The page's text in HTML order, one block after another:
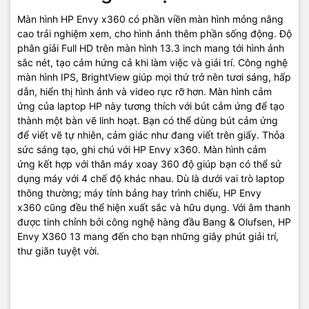
Màn hình HP Envy x360 có phần viền màn hình mỏng nâng
cao trải nghiệm xem, cho hình ảnh thêm phần sống động. Độ
phân giải Full HD trên màn hình 13.3 inch mang tới hình ảnh
sắc nét, tạo cảm hứng cả khi làm việc và giải trí. Công nghệ
màn hình IPS, BrightView giúp mọi thứ trở nên tươi sáng, hấp
dẫn, hiển thị hình ảnh và video rực rỡ hơn. Màn hình cảm
ứng của laptop HP này tương thích với bút cảm ứng để tạo
thành một bàn vẽ linh hoạt. Bạn có thể dùng bút cảm ứng
để viết vẽ tự nhiên, cảm giác như đang viết trên giấy. Thỏa
sức sáng tạo, ghi chú với HP Envy x360. Màn hình cảm
ứng kết hợp với thân máy xoay 360 độ giúp bạn có thể sử
dụng máy với 4 chế độ khác nhau. Dù là dưới vai trò laptop
thông thường; máy tính bảng hay trình chiếu, HP Envy
x360 cũng đều thể hiện xuất sắc và hữu dụng. Với âm thanh
được tinh chỉnh bởi công nghệ hàng đầu Bang & Olufsen, HP
Envy X360 13 mang đến cho bạn những giây phút giải trí,
thư giãn tuyệt vời.
Thiết kế bàn phím hợp lí mang lại
trải nghiệm gõ phím tốt
Trong thân máy nhỏ gọn nhưng bàn phím của HP Envy x360 13-
bf0112TU 7C0N9PA được thiết kế hợp lí, tràn ra sát cạnh giúp cho
các phím to rõ không thua kém các mẫu laptop 14 inch. Máy trang
bị đầy đủ các phím chức năng cần thiết, đặc biệt, với phím tắt
camera tiện lợi giúp bảo mật tốt hơn, kiểm soát được thời gian sử
dụng webcam. Bàn phím có trang bị đèn nền để dễ quan sát vào
ban đêm, tránh gõ sai, giúp bạn có trải nghiệm gõ phím tốt.